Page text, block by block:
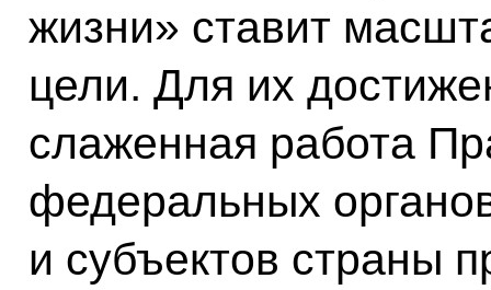
жизни» ставит
цели. Для их
слаженная работа
федеральных
и субъектов страны